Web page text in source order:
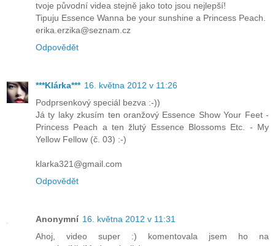
tvoje původní videa stejně jako toto jsou nejlepší!
Tipuju Essence Wanna be your sunshine a Princess Peach.
erika.erzika@seznam.cz
Odpovědět
***Klárka*** 16. května 2012 v 11:26
Podprsenkový speciál bezva :-))
Já ty laky zkusím ten oranžový Essence Show Your Feet -
Princess Peach a ten žlutý Essence Blossoms Etc. - My
Yellow Fellow (č. 03) :-)
klarka321@gmail.com
Odpovědět
Anonymní 16. května 2012 v 11:31
Ahoj, video super :) komentovala jsem ho na